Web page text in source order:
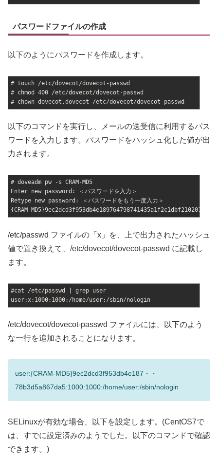
パスワードファイルの作成
以下のようにパスワードを作成します。
# touch /etc/dovecot/dovecot-passwd
# chmod 400 /etc/dovecot/dovecot-passwd
# chown dovecot.dovecot /etc/dovecot/dovecot-passwd
以下のコマンドを実行し、メールの送受信に利用するパス
ワードを入力します。パスワードをハッシュ化した値が出
力されます。
# doveadm pw -s CRAM-MD5
Enter new password: ＜パスワードを入力＞
Retype new password: ＜パスワードをもう一度入力＞
{CRAM-
/etc/passwd ファイルの「x」を、上で出力されたハッシュ
値で置き換えて、/etc/dovecot/dovecot-passwd に記載し
ます。
#cat /etc/passwd | grep user
user:x:1000:1000:/home/user:/sbin/nologin
/etc/dovecot/dovecot-passwd ファイルには、以下のよう
な一行を追加されることになります。
user:{CRAM-MD5}9ec2dcd3f953db4e187・・
78b3d5a867da5:1000:1000:/home/user:/sbin/nologin
SELinuxが有効な場合、以下を設定します。(CentOS7で
は、すでに設定済みのようでした。以下のコマンドで確認
できます。)